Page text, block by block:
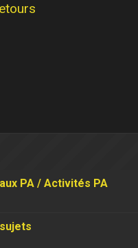
PA / Activités PA